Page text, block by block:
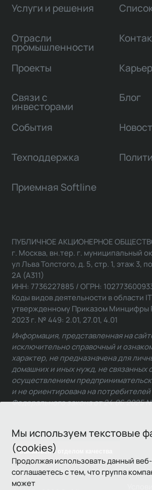
Мы используем текстовые
(cookies)
Продолжая использовать данный
соглашаетесь с тем, что группа
может
Услуги и решения
Отрасли
промышленности
Проекты
Связи с
инвесторами
Блог
События
Техподдержка
Приемная Softline
Связаться с отделом качества
ПУБЛИЧНОЕ АКЦИОНЕРНОЕ
г. Москва, вн.тер. г. муниципальный
ул Льва Толстого, д. 5, стр. 1, этаж 3,
2А (А311)
ИНН: 7736227885 / ОГРН:
Коды видов деятельности в области
утвержденному Приказом Минцифры
2023 г. № 449: 2.01, 27.01, 4.01
Информация, представленная на
исключительно справочный и
характер, не предназначена для
домашних и иных нужд, не связанных
осуществлением
и не ориентирована на
Федерального закона от 24.06.2025